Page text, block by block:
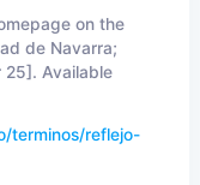
on the
de Navarra;
25]. Available
terminos/reflejo-